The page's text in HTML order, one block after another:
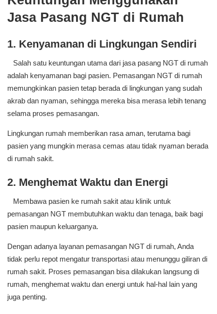
Jasa Pasang NGT di Rumah
1. Kenyamanan di Lingkungan Sendiri
Salah satu keuntungan utama dari jasa pasang NGT di rumah
adalah kenyamanan bagi pasien. Pemasangan NGT di rumah
memungkinkan pasien tetap berada di lingkungan yang sudah
akrab dan nyaman, sehingga mereka bisa merasa lebih tenang
selama proses pemasangan.
Lingkungan rumah memberikan rasa aman, terutama bagi
pasien yang mungkin merasa cemas atau tidak nyaman berada
di rumah sakit.
2. Menghemat Waktu dan Energi
Membawa pasien ke rumah sakit atau klinik untuk
pemasangan NGT membutuhkan waktu dan tenaga, baik bagi
pasien maupun keluarganya.
Dengan adanya layanan pemasangan NGT di rumah, Anda
tidak perlu repot mengatur transportasi atau menunggu giliran di
rumah sakit. Proses pemasangan bisa dilakukan langsung di
rumah, menghemat waktu dan energi untuk hal-hal lain yang
juga penting.